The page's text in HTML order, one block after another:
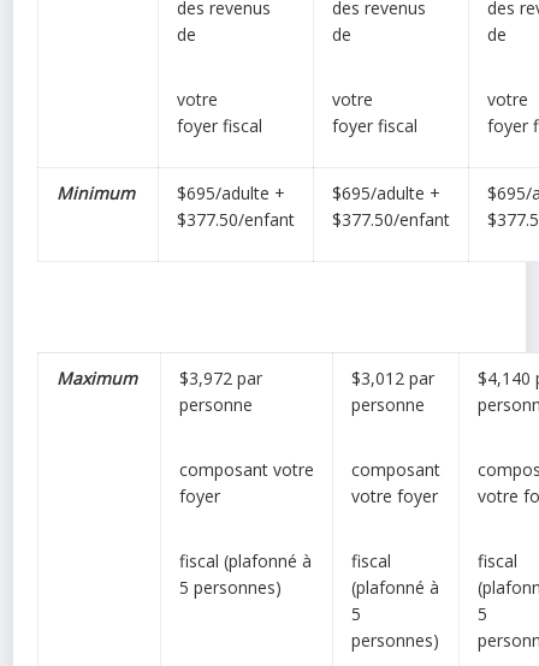
desrevenus
de
votre
foyerfiscal
desrevenus
de
votre
foyerfiscal
des
de
votre
foyer
Minimum
$695/adulte +
$377.50/enfant
$695/adulte +
$377.50/enfant
$695/
Maximum
$3,972 par
personne
composant votre
foyer
fiscal (plafonné à
5 personnes)
$3,012 par
personne
composant
votre foyer
fiscal
(plafonné à
5
personnes)
$4,140
votre
fiscal
5